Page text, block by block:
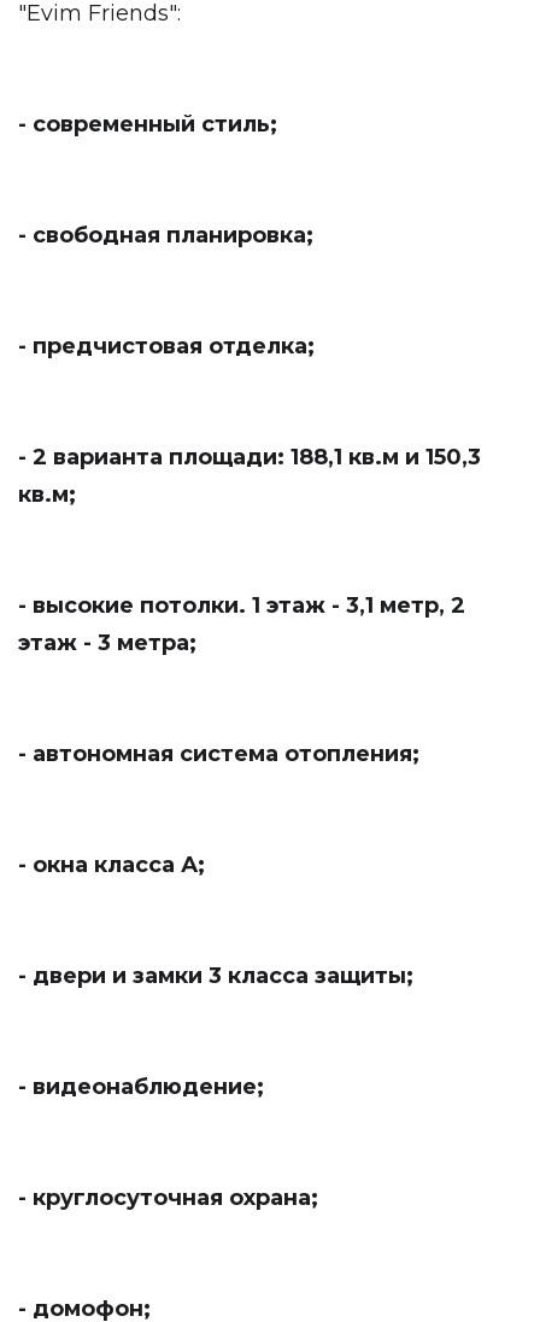
"Evim Friends":
- современный стиль;
- свободная планировка;
- предчистовая отделка;
- 2 варианта площади: 188,1 кв.м и 150,3
кв.м;
- высокие потолки. 1 этаж - 3,1 метр, 2
этаж - 3 метра;
- автономная система отопления;
- окна класса А;
- двери и замки 3 класса защиты;
- видеонаблюдение;
- круглосуточная охрана;
- домофон;